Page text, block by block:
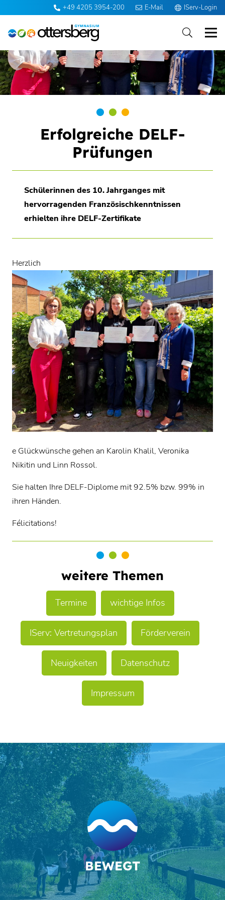
+49 4205 3954-200 E-Mail IServ-Login
Erfolgreiche DELF-
Prüfungen
Schülerinnen des 10. Jahrganges mit
hervorragenden Französischkenntnissen
erhielten ihre DELF-Zertifikate
Herzlich
e Glückwünsche gehen an Karolin Khalil, Veronika
Nikitin und Linn Rossol.
Sie halten Ihre DELF-Diplome mit 92.5% bzw. 99% in
ihren Händen.
Félicitations!
weitere Themen
Termine wichtige Infos
IServ: Vertretungsplan Förderverein
Neuigkeiten Datenschutz
Impressum
BEWEGT